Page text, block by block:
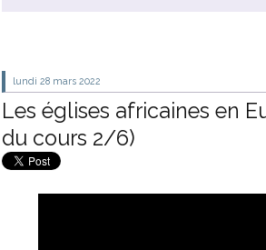
lundi 28 mars 2022
Les églises africaines en
du cours 2/6)